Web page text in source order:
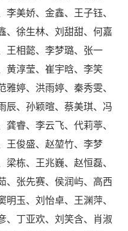
美娇、金鑫、王子钰、
、徐生林、刘甜甜、何嘉
王相懿、李梦璐、张一
黄淳莹、崔宇晗、李笑
婷、洪雨婷、秦秀雯、
辰、孙颖暄、蔡美琪、冯
睿、李云飞、代莉葶、
王俊盛、赵堃竹、李梦
栋、王兆巍、赵恒磊、
、张先赛、侯润屿、高西
玉、刘怡卓、王渊萍、
、丁亚欢、刘笑含、肖淑